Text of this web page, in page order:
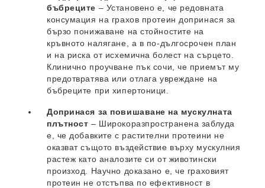
бъбреците – Установено е, че редовната
консумация на грахов протеин допринася за
бързо понижаване на стойностите на
кръвното налягане, а в по-дългосрочен план
и на риска от исхемична болест на сърцето.
Клинично проучване пък сочи, че приемът му
предотвратява или отлага увреждане на
бъбреците при хипертоници.
Допринася за повишаване на мускулната
плътност – Широкоразпространена заблуда
е, че добавките с растителни протеини не
оказват същото въздействие върху мускулния
растеж като аналозите си от животински
произход. Научно доказано е, че граховият
протеин не отстъпва по ефективност в